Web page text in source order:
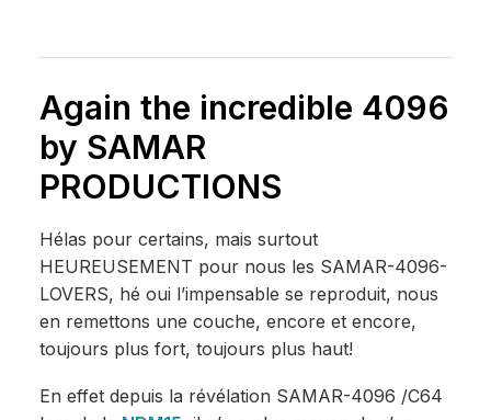
Again the incredible 4096
by SAMAR
PRODUCTIONS
Hélas pour certains, mais surtout
HEUREUSEMENT pour nous les SAMAR-4096-
LOVERS, hé oui l’impensable se reproduit, nous
en remettons une couche, encore et encore,
toujours plus fort, toujours plus haut!
En effet depuis la révélation SAMAR-4096 /C64